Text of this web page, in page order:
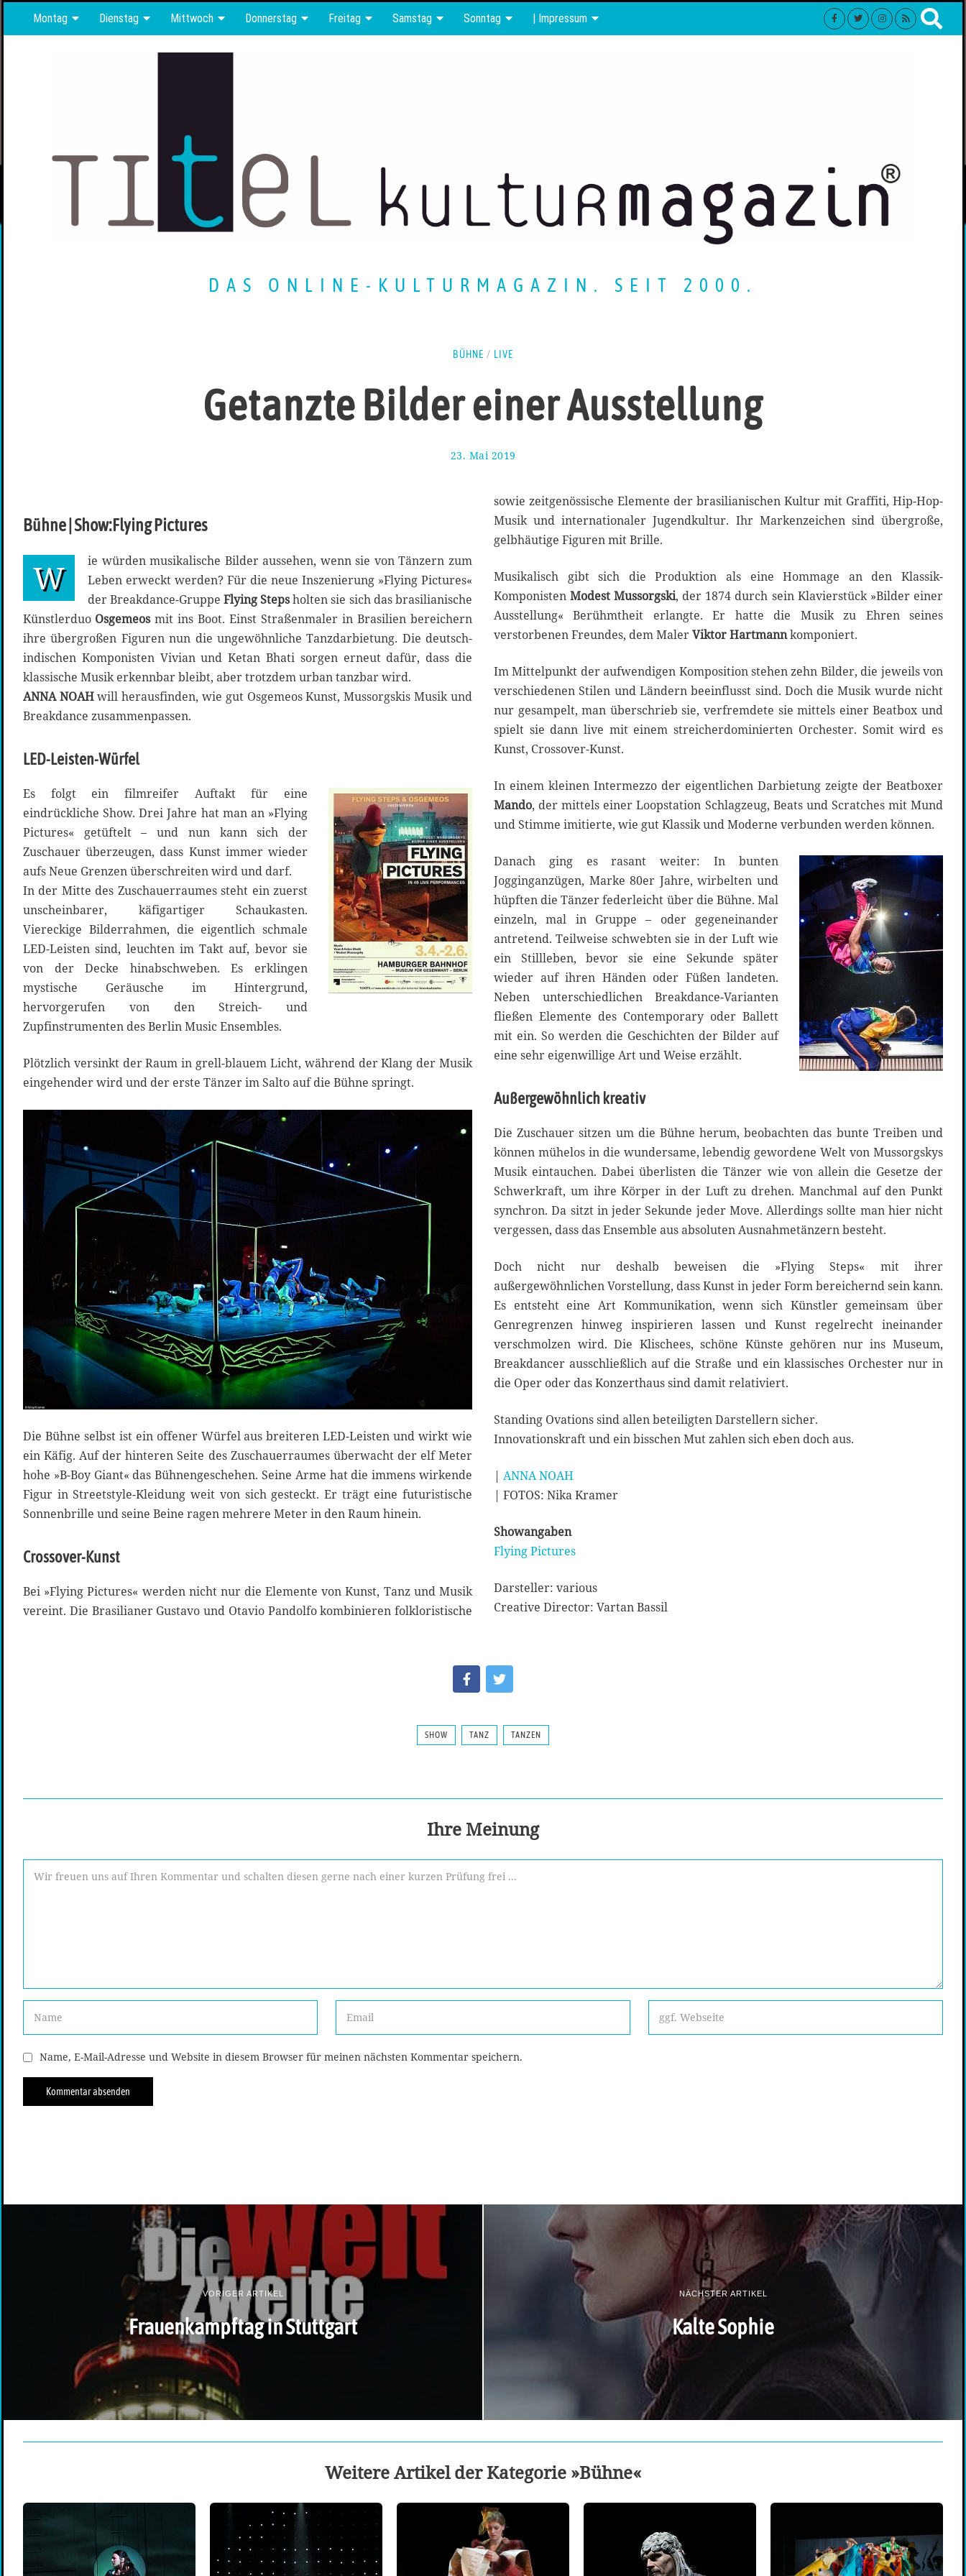
Montag Dienstag Mittwoch Donnerstag Freitag Samstag Sonntag | Impressum
DAS ONLINE-KULTURMAGAZIN. SEIT 2000.
BÜHNE / LIVE
Getanzte Bilder einer Ausstellung
23. Mai 2019
M
a
i
2
1
9
Bühne | Show:Flying Pictures
W
ie würden musikalische Bilder aussehen, wenn sie von Tänzern zum
Leben erweckt werden? Für die neue Inszenierung »Flying Pictures«
der Breakdance-Gruppe Flying Stepsholten sie sich das brasilianische
Künstlerduo Osgemeos mit ins Boot. Einst Straßenmaler in Brasilien bereichern
ihre übergroßen Figuren nun die ungewöhnliche Tanzdarbietung. Die deutsch-
indischen Komponisten Vivian und Ketan Bhati sorgen erneut dafür, dass die
klassische Musik erkennbar bleibt, aber trotzdem urban tanzbar wird.
ANNA NOAHwill herausfinden, wie gut Osgemeos Kunst, Mussorgskis Musik und
Breakdance zusammenpassen.
LED-Leisten-Würfel
Es folgt ein filmreifer Auftakt für eine
eindrückliche Show. Drei Jahre hat man an »Flying
Pictures« getüftelt – und nun kann sich der
Zuschauer überzeugen, dass Kunst immer wieder
aufs Neue Grenzen überschreiten wird und darf.
In der Mitte des Zuschauerraumes steht ein zuerst
unscheinbarer, käfigartiger Schaukasten.
Viereckige Bilderrahmen, die eigentlich schmale
LED-Leisten sind, leuchten im Takt auf, bevor sie
von der Decke hinabschweben. Es erklingen
mystische Geräusche im Hintergrund,
hervorgerufen von den Streich- und
Zupfinstrumenten des Berlin Music Ensembles.
Plötzlich versinkt der Raum in grell-blauem Licht, während der Klang der Musik
eingehender wird und der erste Tänzer im Salto auf die Bühne springt.
Die Bühne selbst ist ein offener Würfel aus breiteren LED-Leisten und wirkt wie
ein Käfig. Auf der hinteren Seite des Zuschauerraumes überwacht der elf Meter
hohe »B-Boy Giant« das Bühnengeschehen. Seine Arme hat die immens wirkende
Figur in Streetstyle-Kleidung weit von sich gesteckt. Er trägt eine futuristische
Sonnenbrille und seine Beine ragen mehrere Meter in den Raum hinein.
Crossover-Kunst
Bei »Flying Pictures« werden nicht nur die Elemente von Kunst, Tanz und Musik
vereint. Die Brasilianer Gustavo und Otavio Pandolfo kombinieren folkloristische
sowie zeitgenössische Elemente der brasilianischen Kultur mit Graffiti, Hip-Hop-
Musik und internationaler Jugendkultur. Ihr Markenzeichen sind übergroße,
gelbhäutige Figuren mit Brille.
Musikalisch gibt sich die Produktion als eine Hommage an den Klassik-
Komponisten Modest Mussorgski, der 1874 durch sein Klavierstück »Bilder einer
Ausstellung« Berühmtheit erlangte. Er hatte die Musik zu Ehren seines
verstorbenen Freundes, dem MalerViktor Hartmannkomponiert.
Im Mittelpunkt der aufwendigen Komposition stehen zehn Bilder, die jeweils von
verschiedenen Stilen und Ländern beeinflusst sind. Doch die Musik wurde nicht
nur gesampelt, man überschrieb sie, verfremdete sie mittels einer Beatbox und
spielt sie dann live mit einem streicherdominierten Orchester. Somit wird es
Kunst, Crossover-Kunst.
In einem kleinen Intermezzo der eigentlichen Darbietung zeigte der Beatboxer
Mando, der mittels einer Loopstation Schlagzeug, Beats und Scratches mit Mund
und Stimme imitierte, wie gut Klassik und Moderne verbunden werden können.
Danach ging es rasant weiter: In bunten
Jogginganzügen, Marke 80er Jahre, wirbelten und
hüpften die Tänzer federleicht über die Bühne. Mal
einzeln, mal in Gruppe – oder gegeneinander
antretend. Teilweise schwebten sie in der Luft wie
ein Stillleben, bevor sie eine Sekunde später
wieder auf ihren Händen oder Füßen landeten.
Neben unterschiedlichen Breakdance-Varianten
fließen Elemente des Contemporary oder Ballett
mit ein. So werden die Geschichten der Bilder auf
eine sehr eigenwillige Art und Weise erzählt.
Außergewöhnlich kreativ
Die Zuschauer sitzen um die Bühne herum, beobachten das bunte Treiben und
können mühelos in die wundersame, lebendig gewordene Welt von Mussorgskys
Musik eintauchen. Dabei überlisten die Tänzer wie von allein die Gesetze der
Schwerkraft, um ihre Körper in der Luft zu drehen. Manchmal auf den Punkt
synchron. Da sitzt in jeder Sekunde jeder Move. Allerdings sollte man hier nicht
vergessen, dass das Ensemble aus absoluten Ausnahmetänzern besteht.
Doch nicht nur deshalb beweisen die »Flying Steps« mit ihrer
außergewöhnlichen Vorstellung, dass Kunst in jeder Form bereichernd sein kann.
Es entsteht eine Art Kommunikation, wenn sich Künstler gemeinsam über
Genregrenzen hinweg inspirieren lassen und Kunst regelrecht ineinander
verschmolzen wird. Die Klischees, schöne Künste gehören nur ins Museum,
Breakdancer ausschließlich auf die Straße und ein klassisches Orchester nur in
die Oper oder das Konzerthaus sind damit relativiert.
Standing Ovations sind allen beteiligten Darstellern sicher.
Innovationskraft und ein bisschen Mut zahlen sich eben doch aus.
| ANNA NOAH
| FOTOS: Nika Kramer
Showangaben
Flying Pictures
Darsteller: various
Creative Director: Vartan Bassil
SHOW TANZ TANZEN
Ihre Meinung
Name, E-Mail-Adresse und Website in diesem Browser für meinen nächsten Kommentar speichern.
VORIGER ARTIKEL
Frauenkampftag in Stuttgart
NÄCHSTER ARTIKEL
Kalte Sophie
Weitere Artikel der Kategorie »Bühne«